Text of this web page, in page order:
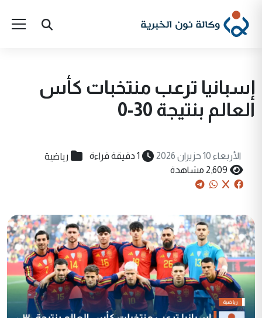
إسبانيا ترعب منتخبات كأس
العالم بنتيجة 30-0
الأربعاء 10 حزيران 2026 1 دقيقة قراءة رياضية
2,609 مشاهدة